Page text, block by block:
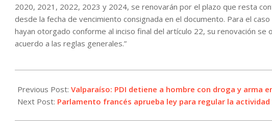
2020, 2021, 2022, 2023 y 2024, se renovarán por el plazo que resta
desde la fecha de vencimiento consignada en el documento. Para el
hayan otorgado conforme al inciso final del artículo 22, su renovación
acuerdo a las reglas generales.”
06-
01
Previous Post: Valparaíso: PDI detiene a hombre con droga y arma
Next Post: Parlamento francés aprueba ley para regular la